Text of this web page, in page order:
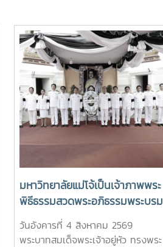
มหาวิทยาลัยแม่โจ้เป็นเจ้าภาพพระ
พิธีธรรมสวดพระอภิธรรมพระบรม
ศพสมเด็จพระนางเจ้าสิริกิติ์
พระบรมราชินีนาถ พระบรมราช
วันอังคารที่ 4 สิงหาคม 2569
พระบาทสมเด็จพระเจ้าอยู่หัว ทรงพระ